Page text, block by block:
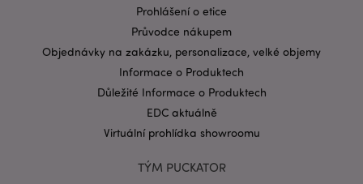
Prohlášení o etice
Průvodce nákupem
Objednávky na zakázku, personalizace, velké objemy
Informace o Produktech
Důležité Informace o Produktech
EDC aktuálně
Virtuální prohlídka showroomu
TÝM PUCKATOR
CookieScriptConsent